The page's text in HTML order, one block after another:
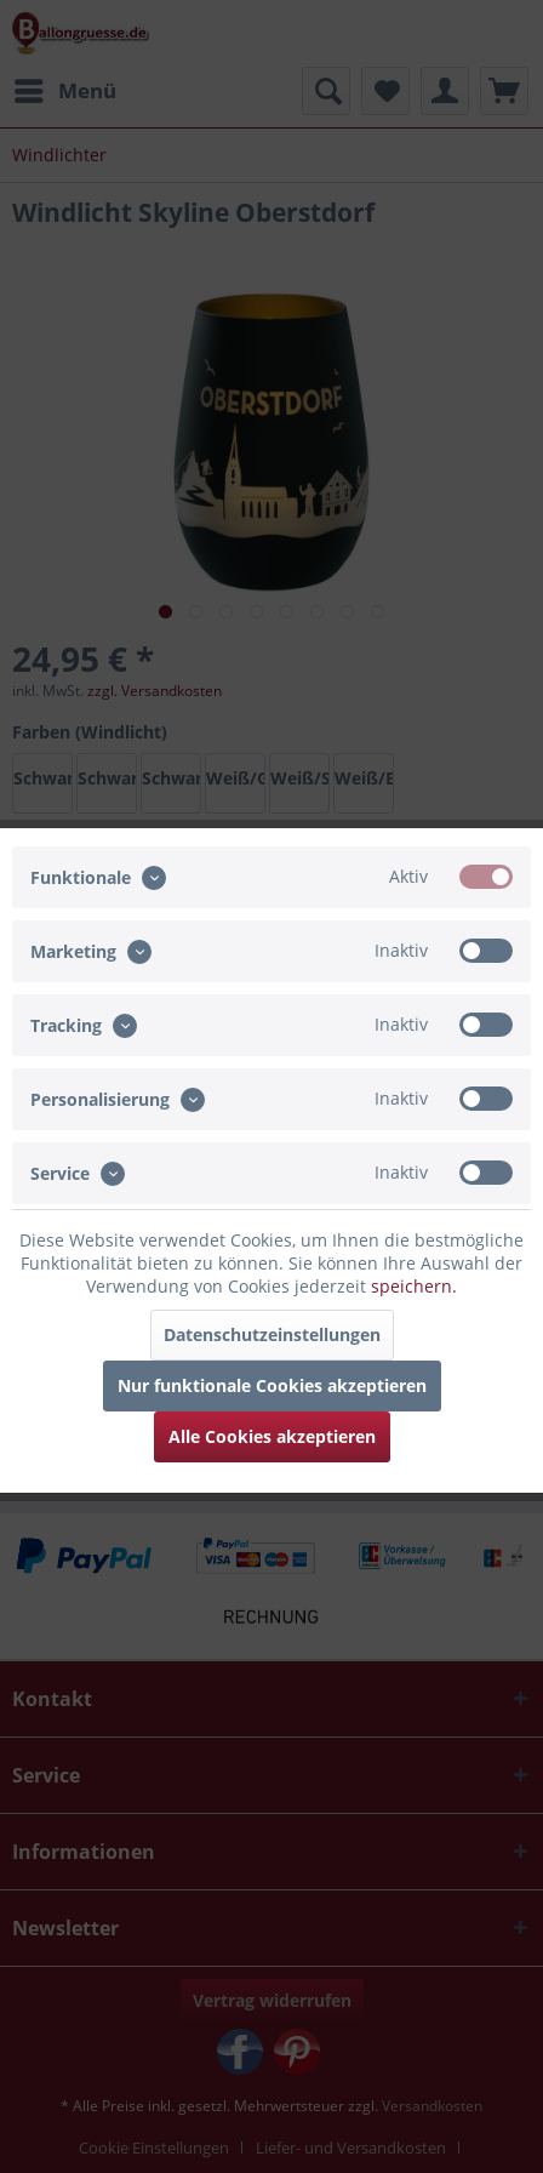
Menü
Windlichter
Windlicht Skyline Oberstdorf
24,95 € *
inkl. MwSt. zzgl. Versandkosten
Farben (Windlicht)
Schwarz/GoldSchwarz/SilberSchwarz/Bronze
Weiß/GoldWeiß/SilberWeiß/Bronze
Warenkorb
Die perfekte Geschenkidee ist unser Windlicht mit einer
rundum Gravur von der Oberstdorf...
mehr
Bewertungen
Bewertungen lesen, schreiben und diskutieren...mehr
Infos zum Hersteller
Folgende Infos zum Hersteller sind verfübar......mehr
6
Kunden kauften auch
Kontakt
Service
Informationen
Newsletter
Vertrag widerrufen
* Alle Preise inkl. gesetzl. Mehrwertsteuer zzgl. Versandkosten
Cookie Einstellungen Liefer- und Versandkosten
Funktionale Aktiv
Marketing Inaktiv
Tracking Inaktiv
Personalisierung Inaktiv
Service Inaktiv
Diese Website verwendet Cookies, um Ihnen die bestmögliche
Funktionalität bieten zu können. Sie können Ihre Auswahl der
Verwendung von Cookies jederzeit speichern.
Datenschutzeinstellungen
Nur funktionale Cookies akzeptieren
Alle Cookies akzeptieren